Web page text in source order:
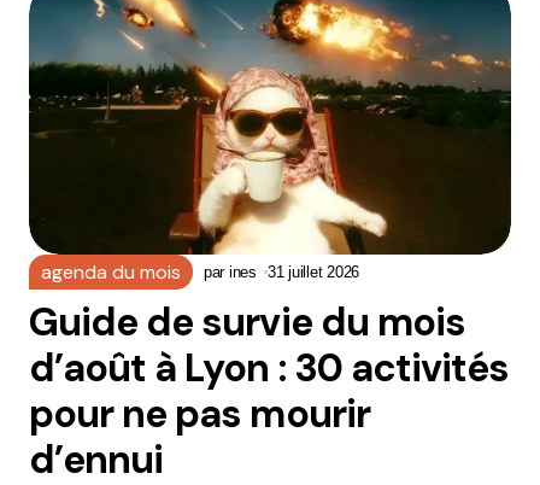
agenda du mois par ines 31 juillet 2026
Guide de survie du mois
d’août à Lyon : 30 activités
pour ne pas mourir
d’ennui